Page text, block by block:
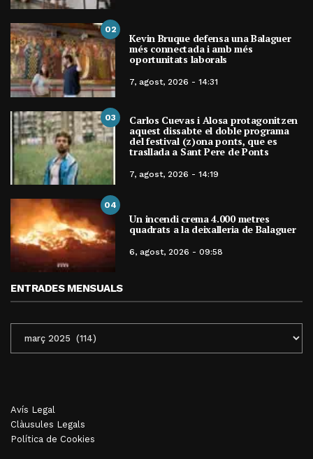
02
Kevin Bruque defensa una Balaguer
més connectada i amb més
oportunitats laborals
7, agost, 2026 - 14:31
03 Carlos Cuevas i Alosa protagonitzen
aquest dissabte el doble programa
del festival (z)ona ponts, que es
trasllada a Sant Pere de Ponts
7, agost, 2026 - 14:19
04
Un incendi crema 4.000 metres
quadrats a la deixalleria de Balaguer
6, agost, 2026 - 09:58
ENTRADES MENSUALS
MENSUALS
Avís Legal
Clàusules Legals
Política de Cookies